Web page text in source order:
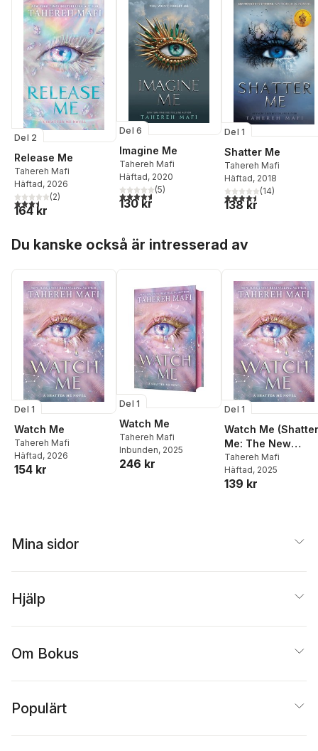
Del 2
Release Me
Tahereh Mafi
Häftad, 2026
3,5utav 5 stjärnor. Totalt antal röster:
(2)
164 kr
Del 6
Imagine Me
Tahereh Mafi
Häftad, 2020
4,6utav 5 stjärnor. Totalt antal röster:
(5)
130 kr
Del 1
Shatter Me
Tahereh Mafi
Häftad, 2018
4,5utav 5 stjärnor.
(14)
138 kr
Du kanske också är intresserad av
Del 1
Watch Me
Tahereh Mafi
Häftad, 2026
154 kr
Del 1
Watch Me
Tahereh Mafi
Inbunden, 2025
246 kr
Del 1
Watch Me (Shatter
Me: The New
Republic)
Tahereh Mafi
Häftad, 2025
139 kr
Mina sidor
Hjälp
Om Bokus
Populärt